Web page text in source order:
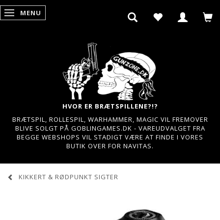
SKIFTE NAVIGATION
MENU
HVOR ER BRÆTSPILLENE?!?
BRÆTSPIL, ROLLESPIL, WARHAMMER, MAGIC VIL FREMOVER
BLIVE SOLGT PÅ GOBLINGAMES.DK - VAREUDVALGET FRA
BEGGE WEBSHOPS VIL STADIGT VÆRE AT FINDE I VORES
BUTIK OVER FOR NAVITAS.
KIKKERT & RØDPUNKT SIGTER